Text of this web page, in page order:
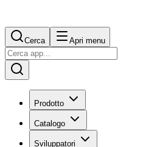
Cerca Apri menu
Prodotto
Catalogo
Sviluppatori